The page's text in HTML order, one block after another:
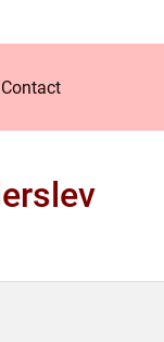
Contact